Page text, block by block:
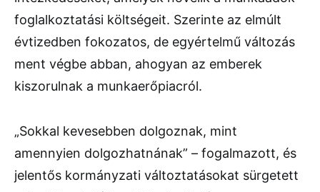
foglalkoztatási költségeit. Szerinte az elmúlt
évtizedben fokozatos, de egyértelmű változás
ment végbe abban, ahogyan az emberek
kiszorulnak a munkaerőpiacról.
„Sokkal kevesebben dolgoznak, mint
amennyien dolgozhatnának” – fogalmazott, és
jelentős kormányzati változtatásokat sürgetett